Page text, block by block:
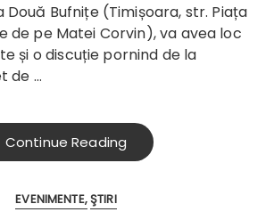
Bufnițe (Timișoara, str. Piața
de pe Matei Corvin), va avea loc
și o discuție pornind de la
de …
Continue Reading
EVENIMENTE ŞTIRI